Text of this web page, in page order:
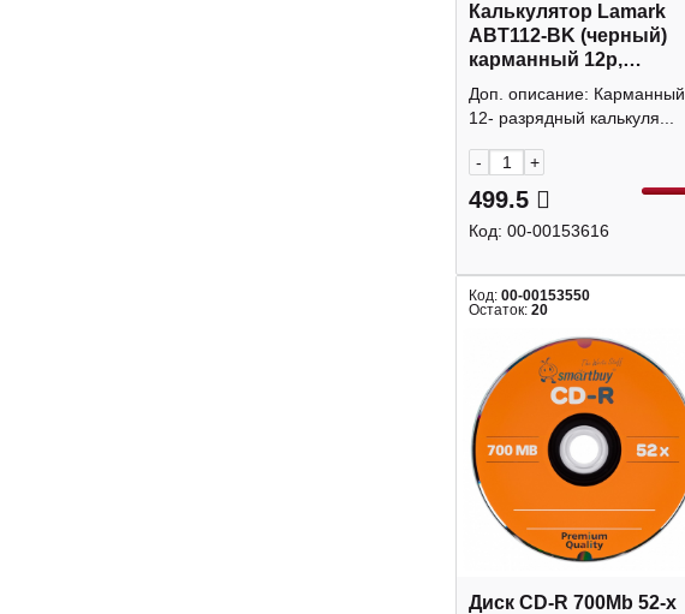
Калькулятор Lamark
ABT112-BK (черный)
карманный 12р,
крышка
Доп. описание: Карманный
12- разрядный калькуля...
- +
499.5
Код: 00-00153616
Код: 00-00153550
Остаток: 20
Диск CD-R 700Mb 52-х